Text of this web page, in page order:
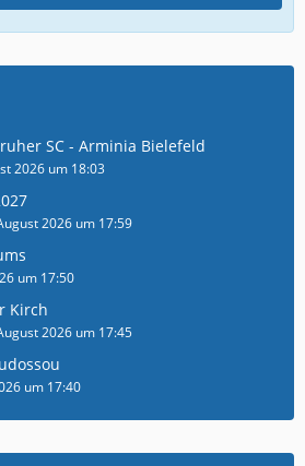
SC - Arminia Bielefeld
2026 um 18:03
2026 um 17:59
um 17:50
Kirch
2026 um 17:45
um 17:40